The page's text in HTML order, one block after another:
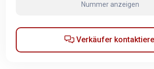
Nummer anzeigen
Verkäufer